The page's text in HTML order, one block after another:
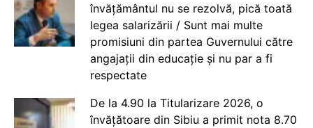
învățământul nu se rezolvă, pică toată
legea salarizării / Sunt mai multe
promisiuni din partea Guvernului către
angajații din educație și nu par a fi
respectate
De la 4.90 la Titularizare 2026, o
învățătoare din Sibiu a primit nota 8.70